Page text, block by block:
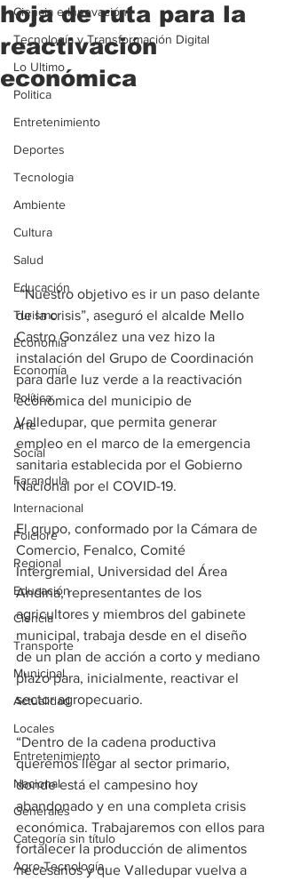
Ciencia e Innovación
Tecnología y Transformación Digital
Lo Ultimo
Politica
Entretenimiento
Deportes
Tecnologia
Ambiente
Cultura
Salud
Educación
Turismo
Economía
Economía
Política
Arte
Social
Farandula
Internacional
Folclore
Regional
Educación
Ciencia
Transporte
Municipal
Actualidad
Locales
Entretenimiento
Nacional
Generales
Categoría sin título
Agro-Tecnología
hoja de ruta para la
reactivación
económica
“Nuestro objetivo es ir un paso delante
de la crisis”, aseguró el alcalde Mello
Castro González una vez hizo la
instalación del Grupo de Coordinación
para darle luz verde a la reactivación
económica del municipio de
Valledupar, que permita generar
empleo en el marco de la emergencia
sanitaria establecida por el Gobierno
Nacional por el COVID-19.
El grupo, conformado por la Cámara de
Comercio, Fenalco, Comité
Intergremial, Universidad del Área
Andina, representantes de los
agricultores y miembros del gabinete
municipal, trabaja desde en el diseño
de un plan de acción a corto y mediano
plazo para, inicialmente, reactivar el
sector agropecuario.
“Dentro de la cadena productiva
queremos llegar al sector primario,
donde está el campesino hoy
abandonado y en una completa crisis
económica. Trabajaremos con ellos para
fortalecer la producción de alimentos
necesarios y que Valledupar vuelva a